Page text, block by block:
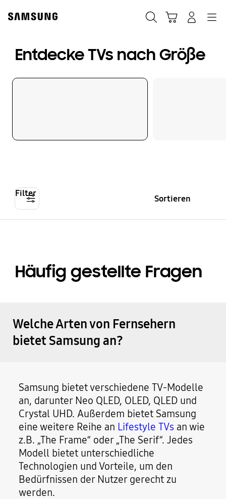
content
accessibility
Entdecke TVs nach Größe
Filter Sortieren
Häufig gestellte Fragen
Welche Arten von Fernsehern
bietet Samsung an?
Samsung bietet verschiedene TV-Modelle
an, darunter Neo QLED, OLED, QLED und
Crystal UHD. Außerdem bietet Samsung
eine weitere Reihe an Lifestyle TVs an wie
z.B. „The Frame“ oder „The Serif“. Jedes
Modell bietet unterschiedliche
Technologien und Vorteile, um den
Bedürfnissen der Nutzer gerecht zu
werden.